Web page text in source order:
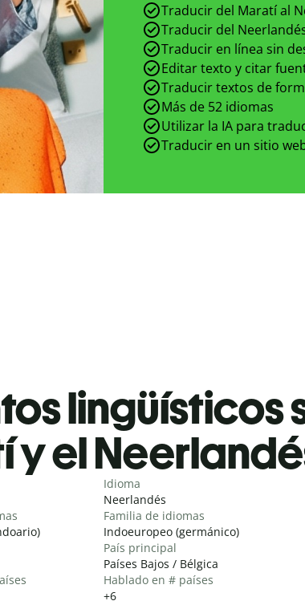
Traducir del Maratí al
Traducir del
Traducir en línea sin
Editar texto y citar
Traducir textos de
Más de 52 idiomas
Utilizar la IA para
Traducir en un sitio
lingüísticos
y el
Idioma
Neerlandés
Familia de idiomas
Indoeuropeo (germánico)
País principal
Países Bajos / Bélgica
Hablado en # países
+6